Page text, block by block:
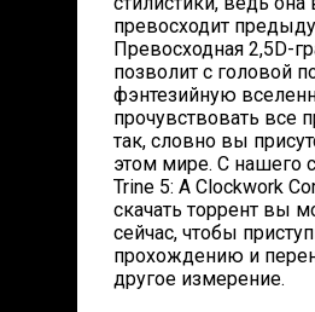
превосходит
Превосходная 2,5D-
позволит с головой
фэнтезийную
прочувствовать все
так, словно вы
этом мире. С нашего
Trine 5: A Clockwork
скачать торрент вы
сейчас, чтобы
прохождению и
другое измерение.